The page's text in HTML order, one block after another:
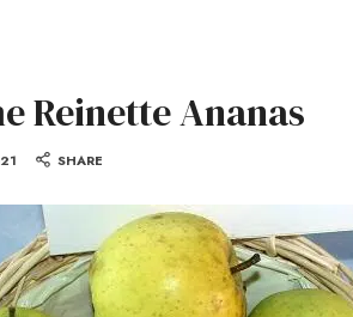
Reinette Ananas
SHARE